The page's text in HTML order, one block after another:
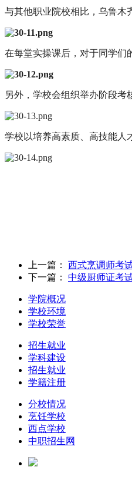
与其他职业院校相比，乌鲁木
在每堂实操课后，对于同学们
另外，学校会组织举办阶段考
学校以培养高素质、高技能人
上一篇： 西式烹调师考
下一篇： 中级厨师证考
学院概况
学校环境
学校荣誉
招生就业
学科建设
招生就业
学籍注册
分校情况
烹饪学校
西点学校
中职招生网